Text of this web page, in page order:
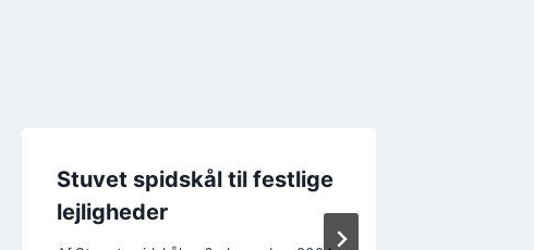
Stuvet spidskål til festlige
lejligheder